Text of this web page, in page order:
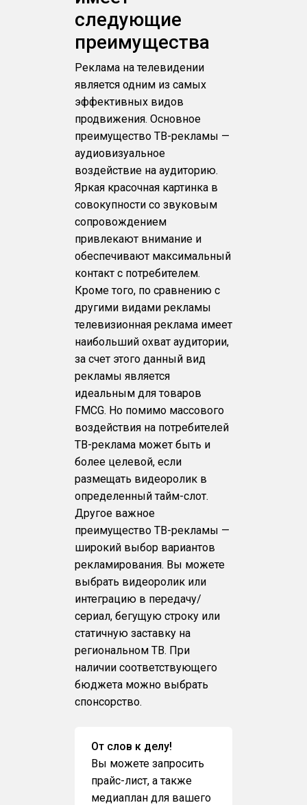
следующие
преимущества
Реклама на телевидении
является одним из самых
эффективных видов
продвижения. Основное
преимущество ТВ-рекламы —
аудиовизуальное
воздействие на аудиторию.
Яркая красочная картинка в
совокупности со звуковым
сопровождением
привлекают внимание и
обеспечивают максимальный
контакт с потребителем.
Кроме того, по сравнению с
другими видами рекламы
телевизионная реклама имеет
наибольший охват аудитории,
за счет этого данный вид
рекламы является
идеальным для товаров
FMCG. Но помимо массового
воздействия на потребителей
ТВ-реклама может быть и
более целевой, если
размещать видеоролик в
определенный тайм-слот.
Другое важное
преимущество ТВ-рекламы —
широкий выбор вариантов
рекламирования. Вы можете
выбрать видеоролик или
интеграцию в передачу/
сериал, бегущую строку или
статичную заставку на
региональном ТВ. При
наличии соответствующего
бюджета можно выбрать
спонсорство.
От слов к делу!
Вы можете запросить
прайс-лист, а также
медиаплан для вашего